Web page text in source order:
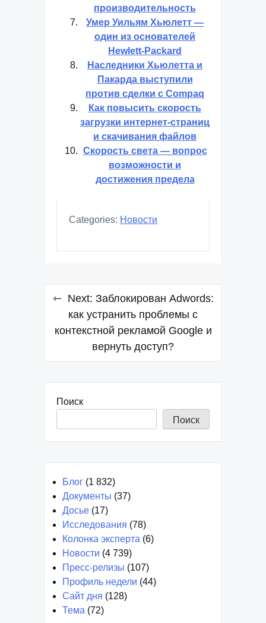
производительность
Умер Уильям Хьюлетт —
один из основателей
Hewlett-Packard
Наследники Хьюлетта и
Пакарда выступили
против сделки с Compaq
Как повысить скорость
загрузки интернет-страниц
и скачивания файлов
Скорость света — вопрос
возможности и
достижения предела
Categories: Новости
Навигация
записям
Next: Заблокирован Adwords:
как устранить проблемы с
контекстной рекламой Google и
вернуть доступ?
Поиск
Поиск
Блог (1 832)
Документы (37)
Досье (17)
Исследования (78)
Колонка эксперта (6)
Новости (4 739)
Пресс-релизы (107)
Профиль недели (44)
Сайт дня (128)
Тема (72)